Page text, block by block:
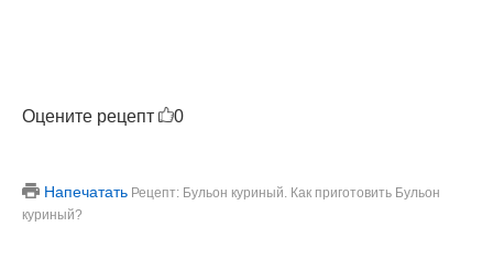
Оцените рецепт 0
Напечатать Рецепт: Бульон куриный. Как приготовить Бульон
куриный?